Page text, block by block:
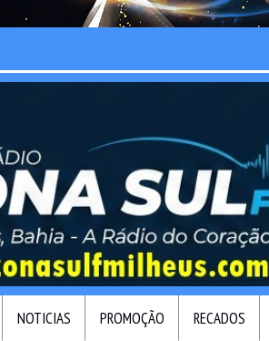
NOTICIAS PROMOÇÃO RECADOS